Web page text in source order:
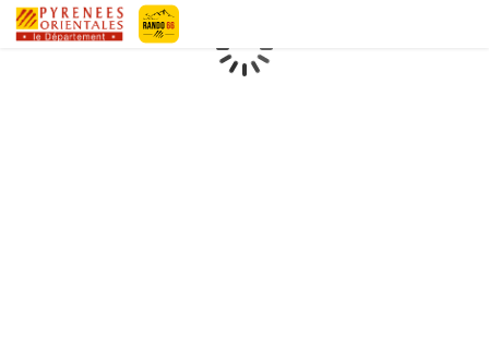
Pyrénées-Orientales Le Département
Chargement